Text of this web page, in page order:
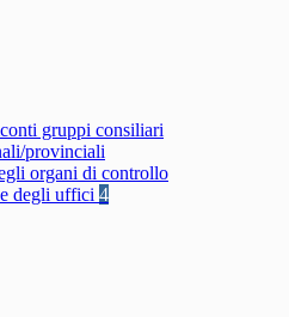
gruppi consiliari
provinciali
organi di controllo
degli uffici 4